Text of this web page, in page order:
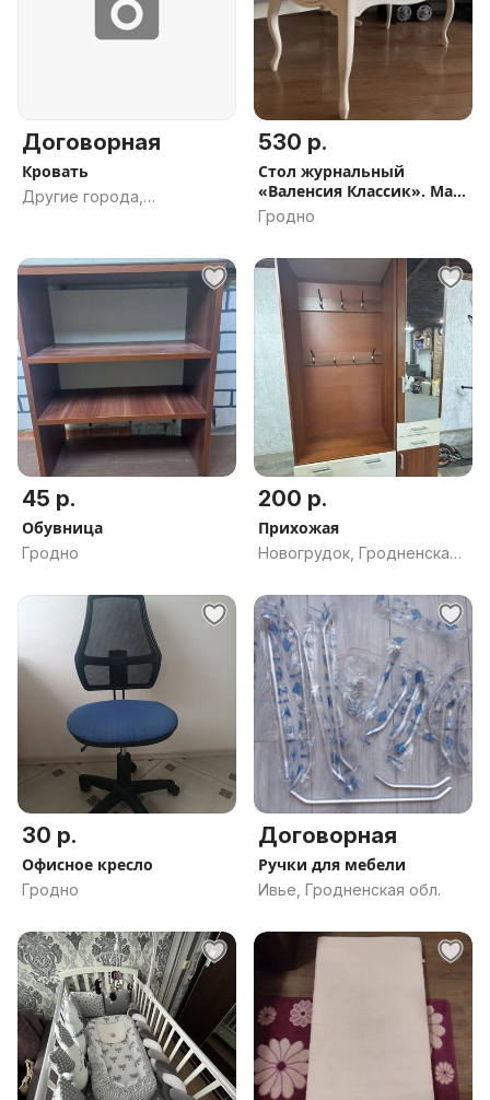
Договорная
Кровать
Другие города,
530 р.
Стол журнальный
«Валенсия Классик». Мас.
березы
Гродно
45 р.
Обувница
Гродно
200 р.
Прихожая
Новогрудок, Гродненская
30 р.
Офисное кресло
Гродно
Договорная
Ручки для мебели
Ивье, Гродненская обл.